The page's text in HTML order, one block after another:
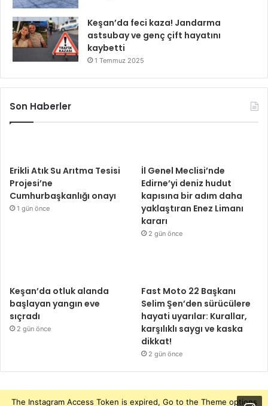
Keşan’da feci kaza! Jandarma
astsubay ve genç çift hayatını
kaybetti
1 Temmuz 2025
Son Haberler
Erikli Atık Su Arıtma Tesisi
Projesi’ne
Cumhurbaşkanlığı onayı
1 gün önce
İl Genel Meclisi’nde
Edirne’yi deniz hudut
kapısına bir adım daha
yaklaştıran Enez Limanı
kararı
2 gün önce
Keşan’da otluk alanda
başlayan yangın eve
sıçradı
2 gün önce
Fast Moto 22 Başkanı
Selim Şen’den sürücülere
hayati uyarılar: Kurallar,
karşılıklı saygı ve kaska
dikkat!
2 gün önce
The Instagram Access Token is expired, Go to the Theme options